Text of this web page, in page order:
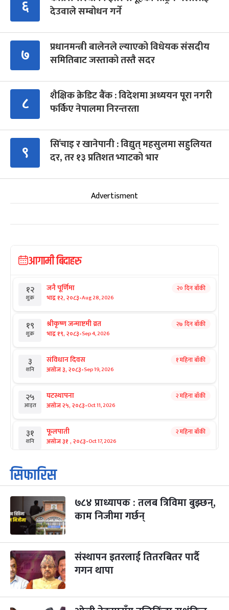
६
देउवाले सम्बोधन गर्ने
७
प्रधानमन्त्री बालेनले ल्याएको विधेयक संसदीय
समितिबाट जस्ताको तस्तै सदर
८
शैक्षिक क्रेडिट बैंक : विदेशमा अध्ययन पूरा नगरी
फर्किए नेपालमा निरन्तरता
९
सिँचाइ र खानेपानी : विद्युत् महसुलमा सहुलियत
दर, तर १३ प्रतिशत भ्याटको भार
Advertisment
आगामी बिदाहरु
१२
शुक्र
जनै पूर्णिमा
भाद्र १२, २०८३-Aug 28, 2026
२० दिन बाँकी
१९
शुक्र
श्रीकृष्ण जन्माष्टमी व्रत
भाद्र १९, २०८३-Sep 4, 2026
२७ दिन बाँकी
३
शनि
संविधान दिवस
असोज ३, २०८३-Sep 19, 2026
१ महिना बाँकी
२५
आइत
घटस्थापना
असोज २५, २०८३-Oct 11, 2026
२ महिना बाँकी
३१
शनि
फूलपाती
असोज ३१ , २०८३-Oct 17, 2026
२ महिना बाँकी
१
आइत
कार्तिक सङ्क्रान्ति
कार्तिक १, २०८३
३
मंगल
महानवमी
कार्तिक ३, २०८३-Oct 20, 2026
२ महिना बाँकी
४
बुध कार्तिक ४, २०८३
५
बिहि
पापा‌ङ्कुशा एकादशी व्रत
कार्तिक ५, २०८३
सिफारिस
७८४ प्राध्यापक : तलब त्रिविमा बुझ्छन्,
काम निजीमा गर्छन्
संस्थापन इतरलाई तितरबितर पार्दै
गगन थापा